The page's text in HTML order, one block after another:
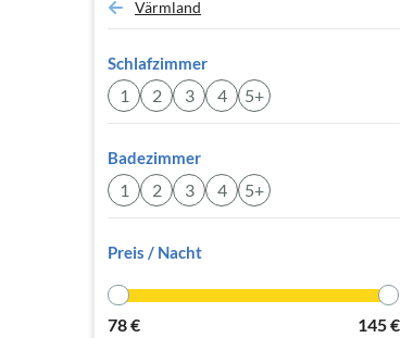
Värmland
Schlafzimmer
1 2 3 4 5+
Badezimmer
1 2 3 4 5+
Preis / Nacht
78€ 145€